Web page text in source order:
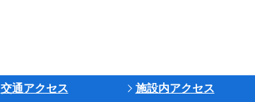
交通アクセス 施設内アクセス